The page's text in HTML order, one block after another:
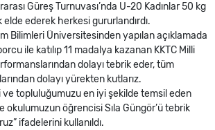
Güreş Turnuvası’nda U-20 Kadınlar 50 kg
ederek herkesi gururlandırdı.
Bilimleri Üniversitesinden yapılan açıklamada
ile katılıp 11 madalya kazanan KKTC Milli
dolayı tebrik eder, tüm
dolayı yürekten kutlarız.
ve topluluğumuzu en iyi şekilde temsil eden
okulumuzun öğrencisi Sıla Güngör’ü tebrik
ifadelerini kullanıldı.